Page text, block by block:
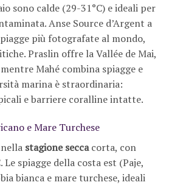
sono calde (29-31°C) e ideali per
Anse Source d’Argent a
più fotografate al mondo,
Praslin offre la Vallée de Mai,
Mahé combina spiagge e
marina è straordinaria:
e barriere coralline intatte.
e Mare Turchese
stagione seccacorta, con
spiagge della costa est (Paje,
bianca e mare turchese, ideali